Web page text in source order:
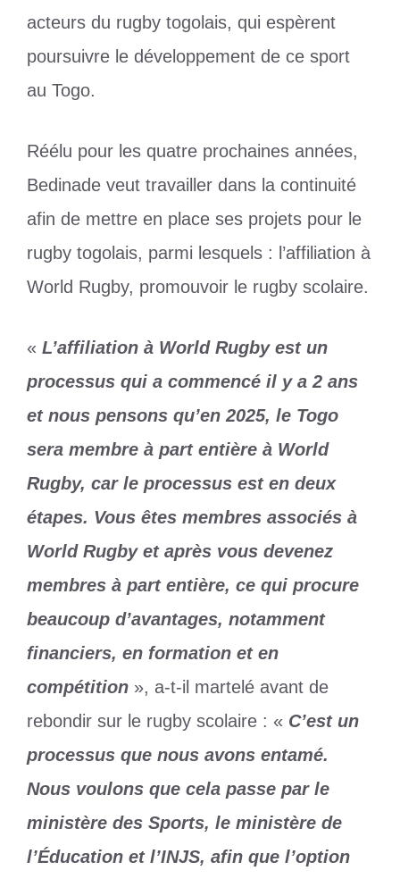
acteurs du rugby togolais, qui espèrent
poursuivre le développement de ce sport
au Togo.
Réélu pour les quatre prochaines années,
Bedinade veut travailler dans la continuité
afin de mettre en place ses projets pour le
rugby togolais, parmi lesquels : l’affiliation à
World Rugby, promouvoir le rugby scolaire.
« L’affiliation à World Rugby est un
processus qui a commencé il y a 2 ans
et nous pensons qu’en 2025, le Togo
sera membre à part entière à World
Rugby, car le processus est en deux
étapes. Vous êtes membres associés à
World Rugby et après vous devenez
membres à part entière, ce qui procure
beaucoup d’avantages, notamment
financiers, en formation et en
compétition », a-t-il martelé avant de
rebondir sur le rugby scolaire : « C’est un
processus que nous avons entamé.
Nous voulons que cela passe par le
ministère des Sports, le ministère de
l’Éducation et l’INJS, afin que l’option